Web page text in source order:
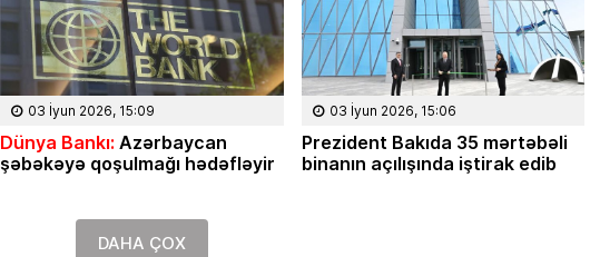
03 İyun 2026, 15:09
Dünya Bankı: Azərbaycan
şəbəkəyə qoşulmağı hədəfləyir
03 İyun 2026, 15:06
Prezident Bakıda 35 mərtəbəli
binanın açılışında iştirak edib
DAHA ÇOX